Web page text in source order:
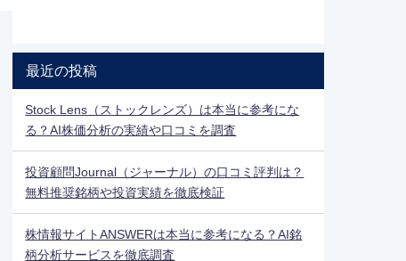
最近の投稿
Stock Lens（ストックレンズ）は本当に参考にな
る？AI株価分析の実績や口コミを調査
投資顧問Journal（ジャーナル）の口コミ評判は？
無料推奨銘柄や投資実績を徹底検証
株情報サイトANSWERは本当に参考になる？AI銘
柄分析サービスを徹底調査